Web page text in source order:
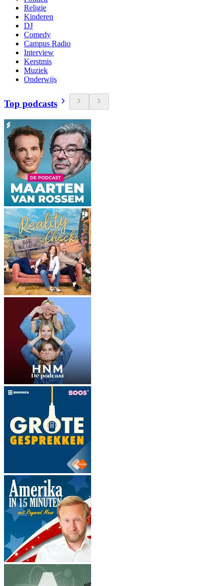
Religie
Kinderen
DJ
Comedy
Campus Radio
Interview
Kerstmis
Muziek
Onderwijs
Top podcasts